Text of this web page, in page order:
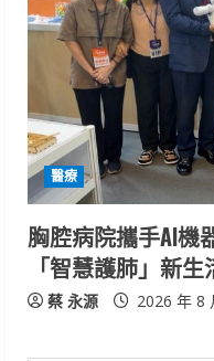
醫療
胸腔病院攜手AI機
「智慧護肺」新生
蔡 永源 2026 年 8